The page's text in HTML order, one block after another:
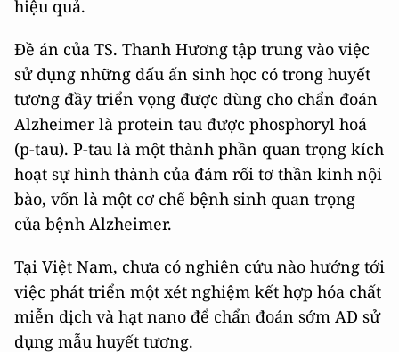
hiệu quả.
Đề án của TS. Thanh Hương tập trung vào việc
sử dụng những dấu ấn sinh học có trong huyết
tương đầy triển vọng được dùng cho chẩn đoán
Alzheimer là protein tau được phosphoryl hoá
(p-tau). P-tau là một thành phần quan trọng kích
hoạt sự hình thành của đám rối tơ thần kinh nội
bào, vốn là một cơ chế bệnh sinh quan trọng
của bệnh Alzheimer.
Tại Việt Nam, chưa có nghiên cứu nào hướng tới
việc phát triển một xét nghiệm kết hợp hóa chất
miễn dịch và hạt nano để chẩn đoán sớm AD sử
dụng mẫu huyết tương.